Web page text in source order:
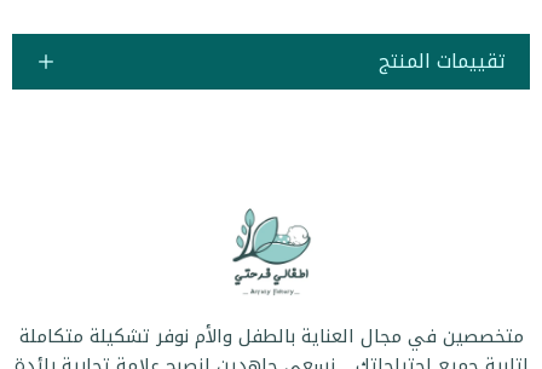
تقييمات المنتج
متخصصين في مجال العناية بالطفل والأم نوفر تشكيلة متكاملة